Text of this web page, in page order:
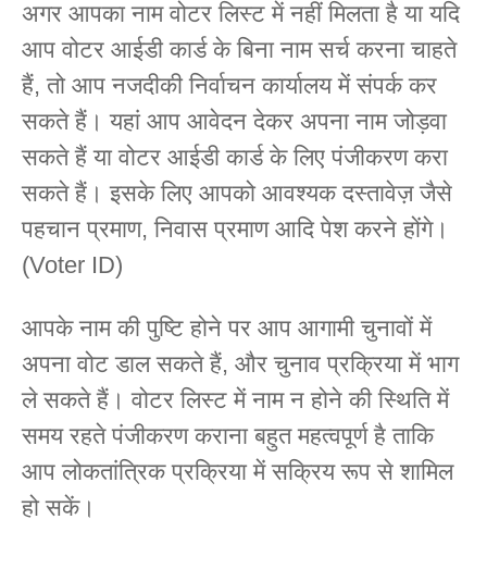
अगर आपका नाम वोटर लिस्ट में नहीं मिलता है या यदि
आप वोटर आईडी कार्ड के बिना नाम सर्च करना चाहते
हैं, तो आप नजदीकी निर्वाचन कार्यालय में संपर्क कर
सकते हैं। यहां आप आवेदन देकर अपना नाम जोड़वा
सकते हैं या वोटर आईडी कार्ड के लिए पंजीकरण करा
सकते हैं। इसके लिए आपको आवश्यक दस्तावेज़ जैसे
पहचान प्रमाण, निवास प्रमाण आदि पेश करने होंगे।
(Voter ID)
आपके नाम की पुष्टि होने पर आप आगामी चुनावों में
अपना वोट डाल सकते हैं, और चुनाव प्रक्रिया में भाग
ले सकते हैं। वोटर लिस्ट में नाम न होने की स्थिति में
समय रहते पंजीकरण कराना बहुत महत्वपूर्ण है ताकि
आप लोकतांत्रिक प्रक्रिया में सक्रिय रूप से शामिल
हो सकें।